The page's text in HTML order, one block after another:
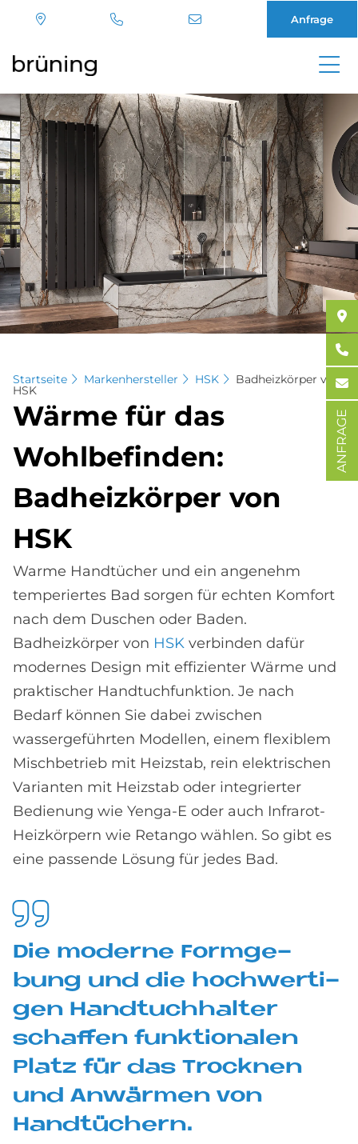
Direkt
zum
Inhalt
Anfrage
Startseite Markenhersteller HSK Badheizkörper von
HSK
Wär­me für das
Wohl­be­fin­den:
Bad­heiz­kör­per von
HSK
Warme Handtücher und ein angenehm
temperiertes Bad sorgen für echten Komfort
nach dem Duschen oder Baden.
Badheizkörper von HSK verbinden dafür
modernes Design mit effizienter Wärme und
praktischer Handtuchfunktion. Je nach
Bedarf können Sie dabei zwischen
wassergeführten Modellen, einem flexiblem
Mischbetrieb mit Heizstab, rein elektrischen
Varianten mit Heizstab oder integrierter
Bedienung wie Yenga-E oder auch Infrarot-
Heizkörpern wie Retango wählen. So gibt es
eine passende Lösung für jedes Bad.
Die mo­der­ne Form­ge­
bung und die hoch­wer­ti­
gen Hand­tuch­hal­ter
schaf­fen funk­tio­na­len
Pla­tz für das Trock­nen
und An­wär­men von
Hand­tü­chern.
ANFRAGE